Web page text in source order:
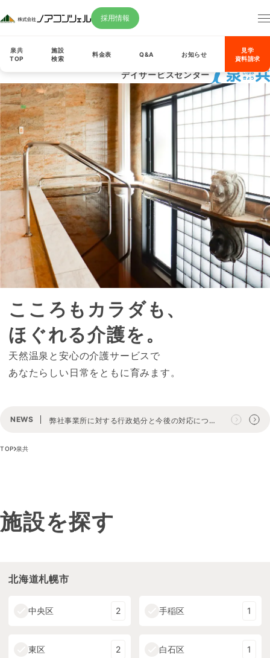
採用情報
泉共
TOP
施設
検索
料金表 Q&A お知らせ
見学
資料請求
デイサービスセンター
天然温泉と安心の介護サービスで
あなたらしい日常をともに育みます。
こころもカラダも、
ほぐれる介護を。
NEWS
弊社事業所に対する行政処分と今後の対応につい
TOP 泉共
施設を探す
北海道札幌市
中央区 2 手稲区 1
東区 2 白石区 1